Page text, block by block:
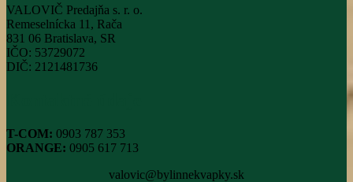
VALOVIČ Predajňa s. r. o.
Remeselnícka 11, Rača
831 06 Bratislava, SR
IČO: 53729072
DIČ: 2121481736
T-COM: 0903 787 353
ORANGE: 0905 617 713
valovic@bylinnekvapky.sk